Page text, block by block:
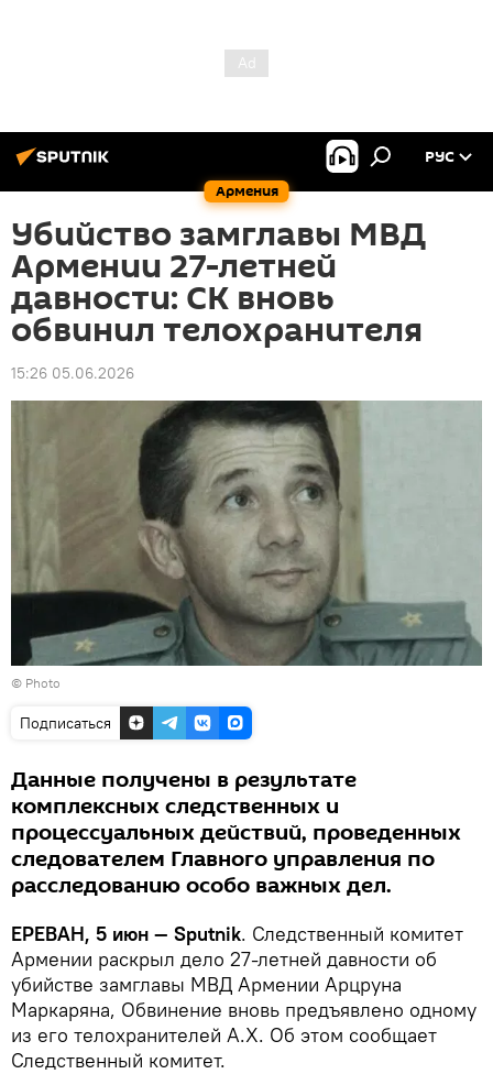
Армения
РУС
Убийство замглавы МВД
Армении 27-летней
давности: СК вновь
обвинил телохранителя
15:26 05.06.2026
© Photo
Подписаться
Данные получены в результате
комплексных следственных и
процессуальных действий, проведенных
следователем Главного управления по
расследованию особо важных дел.
ЕРЕВАН, 5 июн — Sputnik. Следственный комитет
Армении раскрыл дело 27-летней давности об
убийстве замглавы МВД Армении Арцруна
Маркаряна, Обвинение вновь предъявлено одному
из его телохранителей А.Х. Об этом сообщает
Следственный комитет.